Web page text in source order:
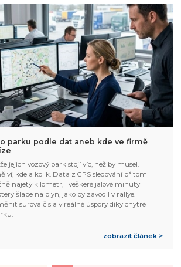
parku podle dat aneb kde ve firmě
jejich vozový park stojí víc, než by musel.
ví, kde a kolik. Data z GPS sledování přitom
najetý kilometr, i veškeré jalové minuty
šlape na plyn, jako by závodil v rallye.
surová čísla v reálné úspory díky chytré
zobrazit článek >